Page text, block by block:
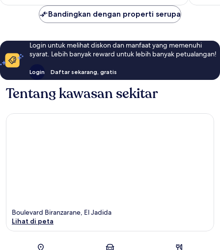
Bandingkan dengan properti serupa
Login untuk melihat diskon dan manfaat yang memenuhi
syarat. Lebih banyak reward untuk lebih banyak petualangan!
Login Daftar sekarang, gratis
Tentang kawasan sekitar
Boulevard Biranzarane, El Jadida
Lihat di peta